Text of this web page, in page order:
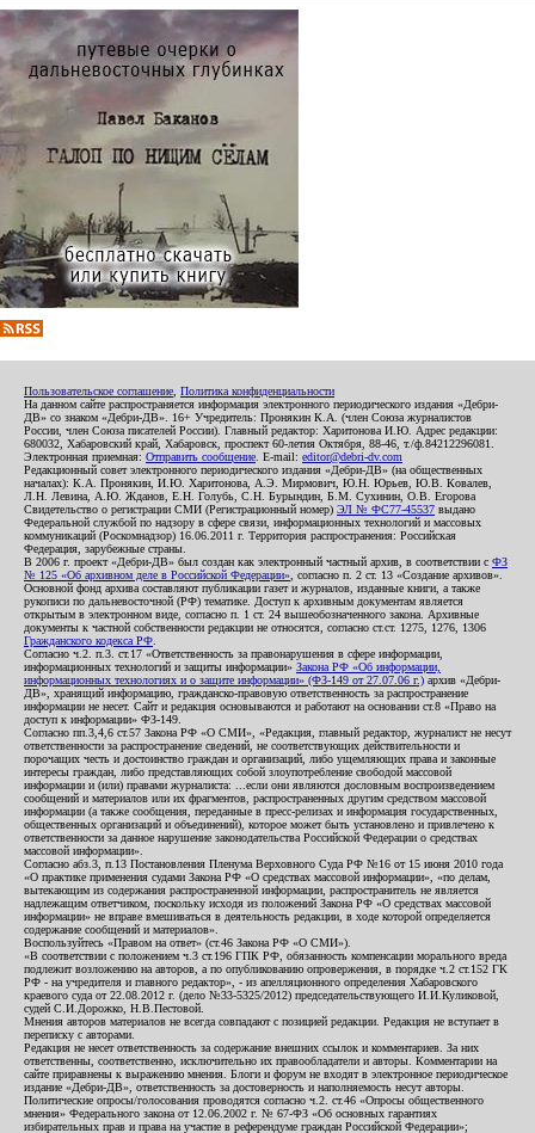
Пользовательское соглашение Политика конфиденциальности
На данном сайте распространяется информация электронного периодического издания «Дебри-
ДВ» со знаком «Дебри-ДВ». 16+ Учредитель: Пронякин К.А. (член Союза журналистов
России, член Союза писателей России). Главный редактор: Харитонова И.Ю. Адрес редакции:
680032, Хабаровский край, Хабаровск, проспект 60-летия Октября, 88-46, т./ф.84212296081.
Электронная приемная: Отправить сообщение . E-mail: editor@debri-dv.com
Редакционный совет электронного периодического издания «Дебри-ДВ» (на общественных
началах): К.А. Пронякин, И.Ю. Харитонова, А.Э. Мирмович, Ю.Н. Юрьев, Ю.В. Ковалев,
Л.Н. Левина, А.Ю. Жданов, Е.Н. Голубь, С.Н. Бурындин, Б.М. Сухинин, О.В. Егорова
Свидетельство о регистрации СМИ (Регистрационный номер) ЭЛ № ФС77-45537 выдано
Федеральной службой по надзору в сфере связи, информационных технологий и массовых
коммуникаций (Роскомнадзор) 16.06.2011 г. Территория распространения: Российская
Федерация, зарубежные страны.
В 2006 г. проект «Дебри-ДВ» был создан как электронный частный архив, в соответствии с ФЗ
№ 125 «Об архивном деле в Российской Федерации» , согласно п. 2 ст. 13 «Создание архивов».
Основной фонд архива составляют публикации газет и журналов, изданные книги, а также
рукописи по дальневосточной (РФ) тематике. Доступ к архивным документам является
открытым в электронном виде, согласно п. 1 ст. 24 вышеобозначенного закона. Архивные
документы к частной собственности редакции не относятся, согласно ст.ст. 1275, 1276, 1306
Гражданского кодекса РФ
Согласно ч.2. п.3. ст.17 «Ответственность за правонарушения в сфере информации,
информационных технологий и защиты информации» Закона РФ «Об информации,
информационных технологиях и о защите информации» (ФЗ-149 от 27.07.06 г.) архив «Дебри-
ДВ», хранящий информацию, гражданско-правовую ответственность за распространение
информации не несет. Сайт и редакция основываются и работают на основании ст.8 «Право на
доступ к информации» ФЗ-149.
Согласно пп.3,4,6 ст.57 Закона РФ «О СМИ», «Редакция, главный редактор, журналист не несут
ответственности за распространение сведений, не соответствующих действительности и
порочащих честь и достоинство граждан и организаций, либо ущемляющих права и законные
интересы граждан, либо представляющих собой злоупотребление свободой массовой
информации и (или) правами журналиста: ...если они являются дословным воспроизведением
сообщений и материалов или их фрагментов, распространенных другим средством массовой
информации (а также сообщения, переданные в пресс-релизах и информация государственных,
общественных организаций и объединений), которое может быть установлено и привлечено к
ответственности за данное нарушение законодательства Российской Федерации о средствах
массовой информации».
Согласно абз.3, п.13 Постановления Пленума Верховного Суда РФ №16 от 15 июня 2010 года
«О практике применения судами Закона РФ «О средствах массовой информации», «по делам,
вытекающим из содержания распространенной информации, распространитель не является
надлежащим ответчиком, поскольку исходя из положений Закона РФ «О средствах массовой
информации» не вправе вмешиваться в деятельность редакции, в ходе которой определяется
содержание сообщений и материалов».
Воспользуйтесь «Правом на ответ» (ст.46 Закона РФ «О СМИ»).
«В соответствии с положением ч.3 ст.196 ГПК РФ, обязанность компенсации морального вреда
подлежит возложению на авторов, а по опубликованию опровержения, в порядке ч.2 ст.152 ГК
РФ - на учредителя и главного редактор», - из апелляционного определения Хабаровского
краевого суда от 22.08.2012 г. (дело №33-5325/2012) председательствующего И.И.Куликовой,
судей С.И.Дорожко, Н.В.Пестовой.
Мнения авторов материалов не всегда совпадают с позицией редакции. Редакция не вступает в
переписку с авторами.
Редакция не несет ответственность за содержание внешних ссылок и комментариев. За них
ответственны, соответственно, исключительно их правообладатели и авторы. Комментарии на
сайте приравнены к выражению мнения. Блоги и форум не входят в электронное периодическое
издание «Дебри-ДВ», ответственность за достоверность и наполняемость несут авторы.
Политические опросы/голосования проводятся согласно ч.2. ст.46 «Опросы общественного
мнения» Федерального закона от 12.06.2002 г. № 67-ФЗ «Об основных гарантиях
избирательных прав и права на участие в референдуме граждан Российской Федерации»;